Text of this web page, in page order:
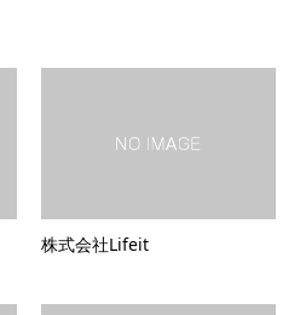
株式会社Lifeit